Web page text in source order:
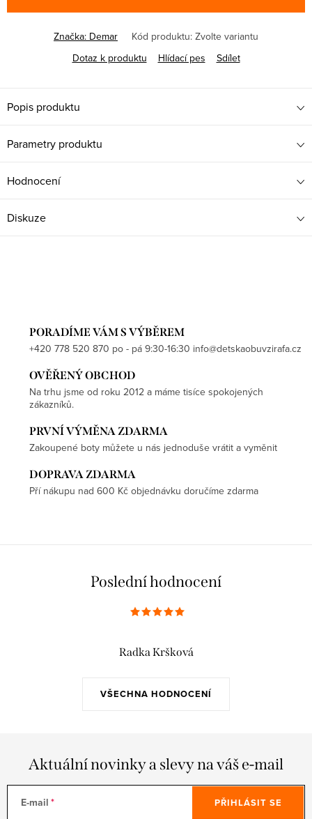
Značka: Demar Kód produktu: Zvolte variantu
Dotaz k produktu
Hlídací pes Sdílet
Popis produktu
Parametry produktu
Hodnocení
Diskuze
PORADÍME VÁM S VÝBĚREM
+420 778 520 870 po - pá 9:30-16:30 info@detskaobuvzirafa.cz
OVĚŘENÝ OBCHOD
Na trhu jsme od roku 2012 a máme tisíce spokojených
zákazníků.
PRVNÍ VÝMĚNA ZDARMA
Zakoupené boty můžete u nás jednoduše vrátit a vyměnit
DOPRAVA ZDARMA
Pří nákupu nad 600 Kč objednávku doručíme zdarma
Poslední hodnocení
VŠECHNA HODNOCENÍ
Radka Kršková
Aktuální novinky a slevy na váš e-mail
E-mail PŘIHLÁSIT SE